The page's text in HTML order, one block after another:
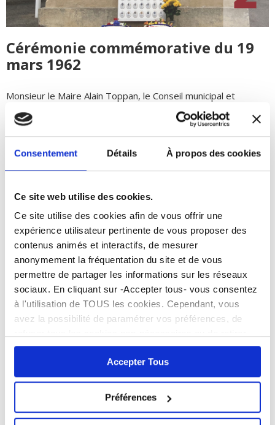
Consentement Détails À propos des cookies
Ce site web utilise des cookies.
Ce site utilise des cookies afin de vous offrir une
expérience utilisateur pertinente de vous proposer des
contenus animés et interactifs, de mesurer
anonymement la fréquentation du site et de vous
permettre de partager les informations sur les réseaux
sociaux. En cliquant sur -Accepter tous- vous consentez
à l'utilisation de TOUS les cookies. Cependant, vous
avez la possibilité de paramétrer vos préférences, de
entièrement votre consentement. Attention, le fait de ne
pas accepter tous les cookies peut bloquer certaines
fonctionnalités du site.> Lire notre Politique de
Accepter Tous
Préférences
Cérémonie commémorative du 19
mars 1962
Monsieur le Maire Alain Toppan, le Conseil municipal et
l’association des anciens combattants ont l’honneur de vous
convier à la
Commémoration du cessez-le-feu en Algérie
cérémonie se tiendra au Monument aux morts (cimetière
route du Stade),jeudi 19 mars à 11h00. Un temps convivial
sera proposé en suivant au foyer de l’Aussonnelle.
Facebook
24 février 2026
ARTICLES RÉCENTS